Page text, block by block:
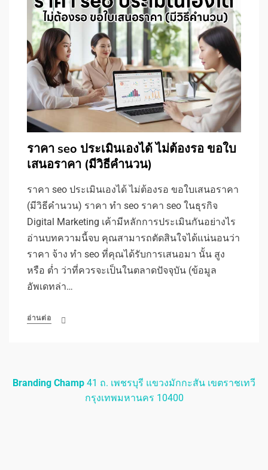
ราคา seo ประเมินเองได้ ไม่ต้องรอ ขอใบ
เสนอราคา (มีวิธีคำนวน)
ราคา seo ประเมินเองได้ ไม่ต้องรอ ขอใบเสนอราคา
(มีวิธีคำนวน) ราคา ทำ seo ราคา seo ในธุรกิจ
Digital Marketing เค้ามีหลักการประเมินกันอย่างไร
อ่านบทความนี้จบ คุณสามารถตัดสินใจได้แน่นอนว่า
ราคา จ้าง ทำ seo ที่คุณได้รับการเสนอมา นั้น สูง
หรือ ต่ำ ว่าที่ควรจะเป็นในตลาดปัจจุบัน (ข้อมูล
อัพเดทล่า…
อ่านต่อ
Branding Champ 41 ถ. เพชรบุรี แขวงมักกะสัน เขตราชเทวี
กรุงเทพมหานคร 10400